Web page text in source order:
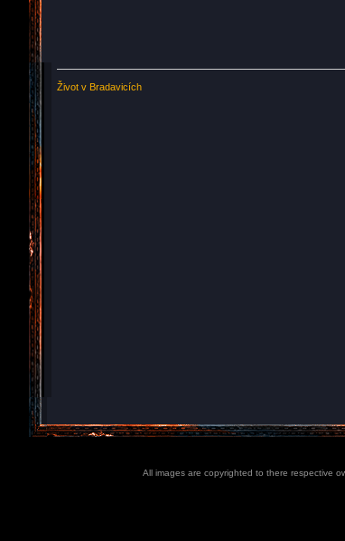
Život v Bradavicích
All images are copyrighted to there respective